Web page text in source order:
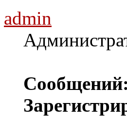
admin
Сообщений: